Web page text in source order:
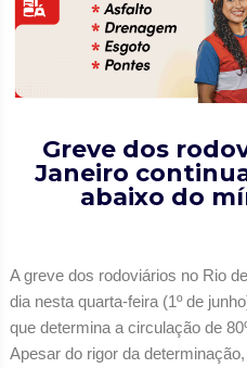
Greve dos
Janeiro
abaixo do
A greve dos rodoviários no Rio
dia nesta quarta-feira (1º de
que determina a circulação de
Apesar do rigor da